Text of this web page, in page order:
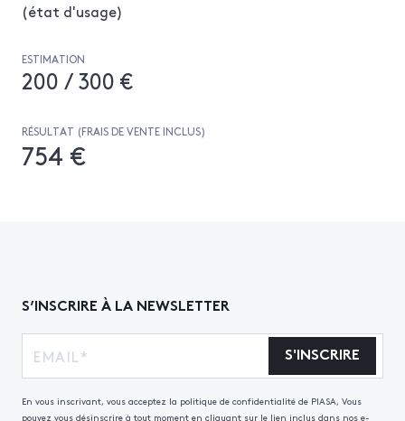
(état d'usage)
ESTIMATION
200 / 300 €
RÉSULTAT (FRAIS DE VENTE INCLUS)
754 €
S’INSCRIRE À LA NEWSLETTER
S'INSCRIRE
En vous inscrivant, vous acceptez la politique de confidentialité de PIASA, Vous
pouvez vous désinscrire à tout moment en cliquant sur le lien inclus dans nos e-